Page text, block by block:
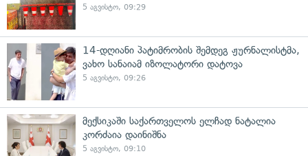
5 აგვისტო, 09:29
14-დღიანი პატიმრობის შემდეგ ჟურნალისტმა,
ვახო სანაიამ იზოლატორი დატოვა
5 აგვისტო, 09:26
მექსიკაში საქართველოს ელჩად ნატალია
კორძაია დაინიშნა
5 აგვისტო, 09:10